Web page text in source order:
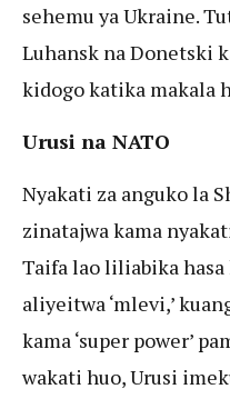
sehemu ya Ukraine.
Luhansk na Donetski
kidogo katika makala
Urusi na NATO
Nyakati za anguko la
zinatajwa kama
Taifa lao liliabika
aliyeitwa ‘mlevi,’
kama ‘super power’
wakati huo, Urusi